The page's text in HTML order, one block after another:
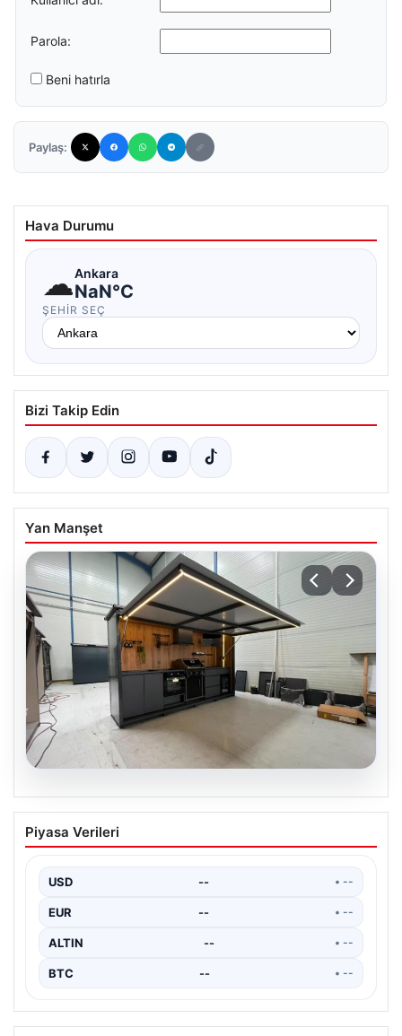
Parola:
Beni hatırla
Paylaş:
Hava Durumu
☁Ankara
NaN°C
ŞEHIR SEÇ
Bizi Takip Edin
Yan Manşet
Açık Hava Mimarisinde Kalite ve bahçe
mutfağı Tasarımları
değerli alanlarından biri haline gelmiştir. Doğayla
uyumlu…
Piyasa Verileri
USD -- • --
EUR -- • --
ALTIN -- • --
BTC -- • --